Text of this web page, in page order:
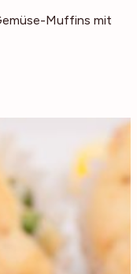
Muffins mit